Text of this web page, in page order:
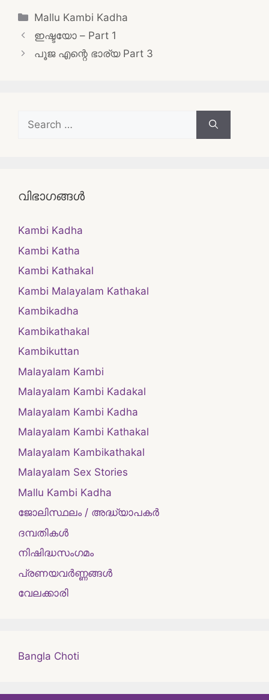
Categories
Mallu Kambi Kadha
Post
navigation
ഇഷ്ടയോ – Part 1
പൂജ എന്റെ ഭാര്യ Part 3
Search
for:
വിഭാഗങ്ങൾ
Kambi Kadha
Kambi Katha
Kambi Kathakal
Kambi Malayalam Kathakal
Kambikadha
Kambikathakal
Kambikuttan
Malayalam Kambi
Malayalam Kambi Kadakal
Malayalam Kambi Kadha
Malayalam Kambi Kathakal
Malayalam Kambikathakal
Malayalam Sex Stories
Mallu Kambi Kadha
ജോലിസ്ഥലം / അദ്ധ്യാപകർ
ദമ്പതികള്‍
നിഷിദ്ധസംഗമം
പ്രണയവർണ്ണങ്ങൾ
വേലക്കാരി
Bangla Choti